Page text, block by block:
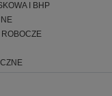
I BHP